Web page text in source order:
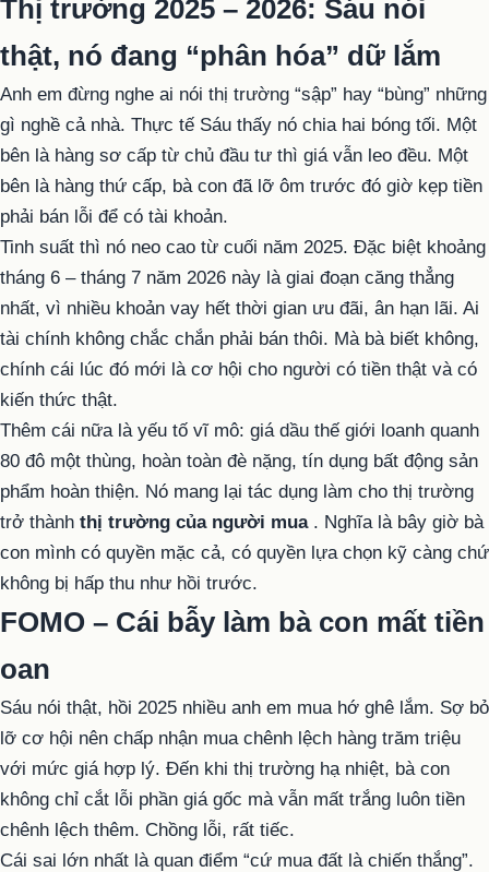
Thị trường 2025 – 2026: Sáu nói
thật, nó đang “phân hóa” dữ lắm
Anh em đừng nghe ai nói thị trường “sập” hay “bùng” những
gì nghề cả nhà. Thực tế Sáu thấy nó chia hai bóng tối. Một
bên là hàng sơ cấp từ chủ đầu tư thì giá vẫn leo đều. Một
bên là hàng thứ cấp, bà con đã lỡ ôm trước đó giờ kẹp tiền
phải bán lỗi để có tài khoản.
Tinh suất thì nó neo cao từ cuối năm 2025. Đặc biệt khoảng
tháng 6 – tháng 7 năm 2026 này là giai đoạn căng thẳng
nhất, vì nhiều khoản vay hết thời gian ưu đãi, ân hạn lãi. Ai
tài chính không chắc chắn phải bán thôi. Mà bà biết không,
chính cái lúc đó mới là cơ hội cho người có tiền thật và có
kiến thức thật.
Thêm cái nữa là yếu tố vĩ mô: giá dầu thế giới loanh quanh
80 đô một thùng, hoàn toàn đè nặng, tín dụng bất động sản
phẩm hoàn thiện. Nó mang lại tác dụng làm cho thị trường
trở thành thị trường của người mua. Nghĩa là bây giờ bà
con mình có quyền mặc cả, có quyền lựa chọn kỹ càng chứ
không bị hấp thu như hồi trước.
FOMO – Cái bẫy làm bà con mất tiền
oan
Sáu nói thật, hồi 2025 nhiều anh em mua hớ ghê lắm. Sợ bỏ
lỡ cơ hội nên chấp nhận mua chênh lệch hàng trăm triệu
với mức giá hợp lý. Đến khi thị trường hạ nhiệt, bà con
không chỉ cắt lỗi phần giá gốc mà vẫn mất trắng luôn tiền
chênh lệch thêm. Chồng lỗi, rất tiếc.
Cái sai lớn nhất là quan điểm “cứ mua đất là chiến thắng”.